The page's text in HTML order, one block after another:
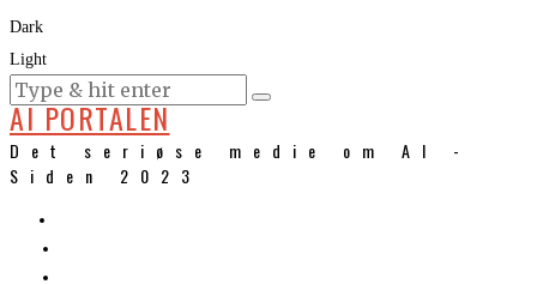
Dark
Light
KURSER
AI PORTALEN
Det seriøse medie om AI -
Siden 2023